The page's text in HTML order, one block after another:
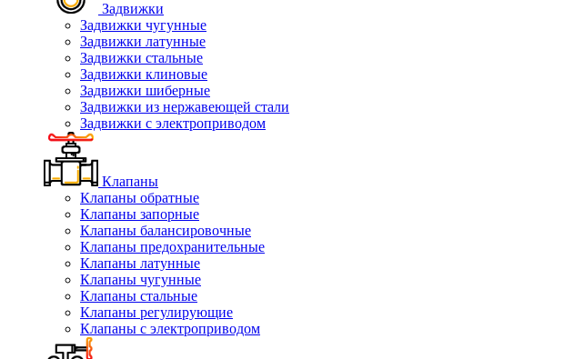
Задвижки
Задвижки чугунные
Задвижки латунные
Задвижки стальные
Задвижки клиновые
Задвижки шиберные
Задвижки из нержавеющей стали
Задвижки с электроприводом
Клапаны
Клапаны обратные
Клапаны запорные
Клапаны балансировочные
Клапаны предохранительные
Клапаны латунные
Клапаны чугунные
Клапаны стальные
Клапаны регулирующие
Клапаны с электроприводом